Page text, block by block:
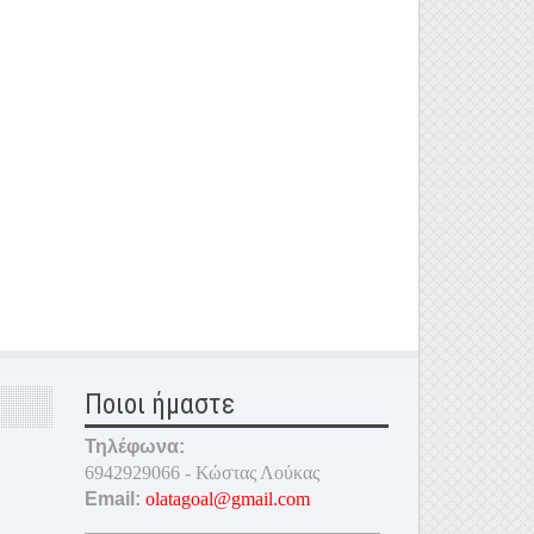
Ποιοι ήμαστε
Τηλέφωνα:
6942929066 - Κώστας Λούκας
Email: olatagoal@gmail.com